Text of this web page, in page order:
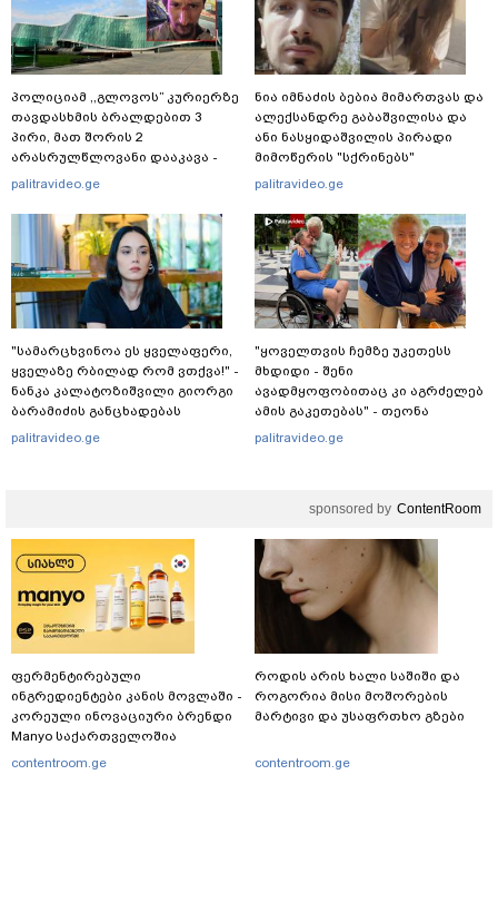
პოლიციამ ,,გლოვოს” კურიერზე
თავდასხმის ბრალდებით 3
პირი, მათ შორის 2
არასრულწლოვანი დააკავა -
შსს ინფორმაციას ავრცელებს
palitravideo.ge
"სა­მარ­ცხვი­ნოა ეს ყვე­ლა­ფე­რი,
ყვე­ლა­ზე რბი­ლად რომ ვთქვა!" -
ნანკა კალატოზიშვილი გიორგი
ბარამიძის განცხადებას
ეხმაურება
palitravideo.ge
ნია იმნაძის ბებია მიმართვას და
ალექსანდრე გაბაშვილისა და
ანი ნასყიდაშვილის პირადი
მიმოწერის "სქრინებს"
ავრცელებს
palitravideo.ge
"ყოველთვის ჩემზე უკეთესს
მხდიდი - შენი
ავადმყოფობითაც კი აგრძელებ
ამის გაკეთებას" - თეონა
კონტრიძე მეუღლეს ემოციურ
palitravideo.ge
sponsored by ContentRoom
ფერმენტირებული
ინგრედიენტები კანის მოვლაში -
კორეული ინოვაციური ბრენდი
Manyo საქართველოშია
contentroom.ge
როდის არის ხალი საშიში და
როგორია მისი მოშორების
მარტივი და უსაფრთხო გზები
contentroom.ge